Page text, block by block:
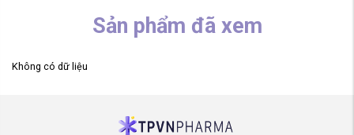
Sản phẩm đã xem
Không có dữ liệu